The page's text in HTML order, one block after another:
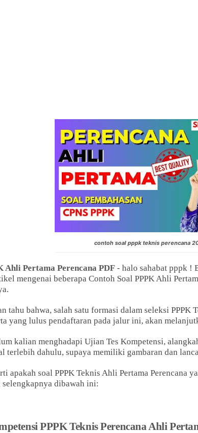
contoh soal pppk teknis perencana
Ahli Pertama Perencana PDF - halo sahabat pppk !
mengenai beberapa Contoh Soal PPPK Ahli
tahu bahwa, salah satu formasi dalam seleksi PPPK
yang lulus pendaftaran pada jalur ini, akan
kalian menghadapi Ujian Tes Kompetensi,
terlebih dahulu, supaya memiliki gambaran dan
apakah soal PPPK Teknis Ahli Pertama Perencana
dibawah ini:
PPPK Teknis Perencana Ahli